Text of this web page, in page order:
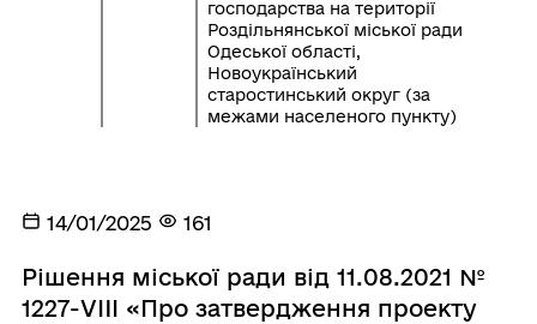
господарства на території
Роздільнянської міської ради
Одеської області,
Новоукраїнський
старостинський округ (за
межами населеного пункту)
14/01/2025 161
Рішення міської ради від 11.08.2021 №
1227-VIII «Про затвердження проекту